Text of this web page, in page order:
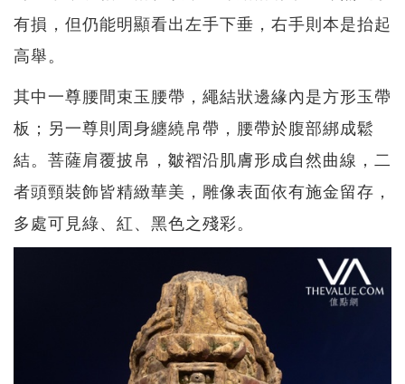
有損，但仍能明顯看出左手下垂，右手則本是抬起
高舉。
其中一尊腰間束玉腰帶，繩結狀邊緣內是方形玉帶
板；另一尊則周身纏繞帛帶，腰帶於腹部綁成鬆
結。菩薩肩覆披帛，皺褶沿肌膚形成自然曲線，二
者頭頸裝飾皆精緻華美，雕像表面依有施金留存，
多處可見綠、紅、黑色之殘彩。